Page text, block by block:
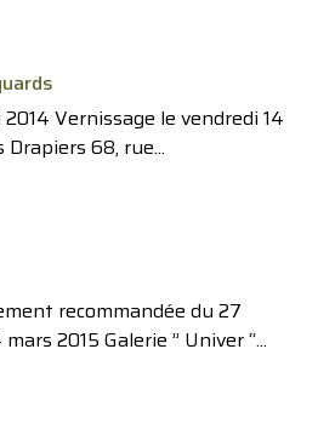
Vernissage le vendredi 14
Drapiers 68, rue...
recommandée du 27
2015 Galerie ” Univer “...